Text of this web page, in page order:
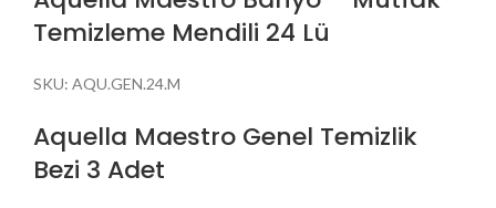
Temizleme Mendili 24 Lü
SKU: AQU.GEN.24.M
Aquella Maestro Genel Temizlik
Bezi 3 Adet